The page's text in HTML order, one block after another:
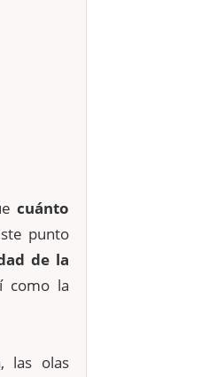
cuánto
punto
de la
como la
las olas